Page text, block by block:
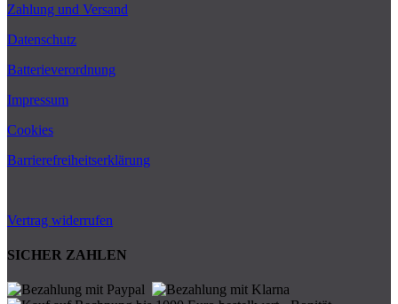
Zahlung und Versand
Datenschutz
Batterieverordnung
Impressum
Cookies
Barrierefreiheitserklärung
Vertrag widerrufen
SICHER ZAHLEN